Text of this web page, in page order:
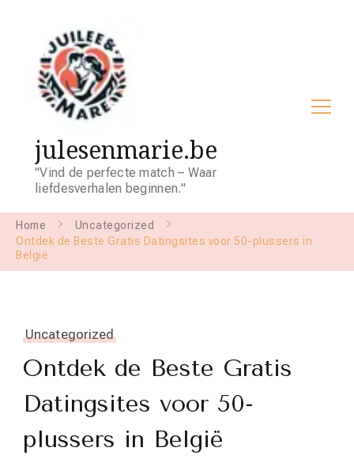
julesenmarie.be
"Vind de perfecte match – Waar
liefdesverhalen beginnen."
Home
Uncategorized
Ontdek de Beste Gratis Datingsites voor 50-plussers in
België
Uncategorized
Ontdek de Beste Gratis
Datingsites voor 50-
plussers in België